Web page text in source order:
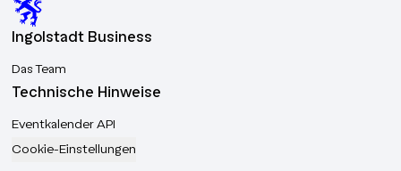
Ingolstadt Business
Das Team
Technische Hinweise
Eventkalender API
Cookie-Einstellungen